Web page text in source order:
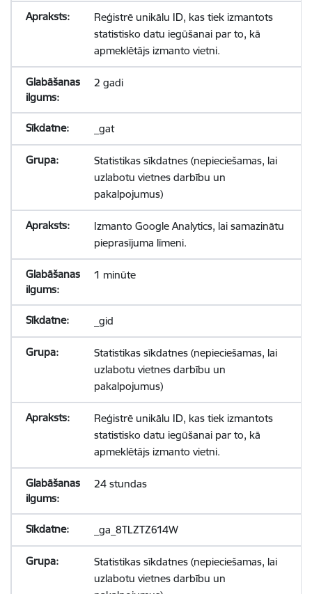
Reģistrē unikālu ID, kas tiek izmantots
statistisko datu iegūšanai par to, kā
apmeklētājs izmanto vietni.
2 gadi
_gat
Statistikas sīkdatnes (nepieciešamas, lai
uzlabotu vietnes darbību un
pakalpojumus)
Izmanto Google Analytics, lai samazinātu
pieprasījuma līmeni.
1 minūte
_gid
Statistikas sīkdatnes (nepieciešamas, lai
uzlabotu vietnes darbību un
pakalpojumus)
Reģistrē unikālu ID, kas tiek izmantots
statistisko datu iegūšanai par to, kā
apmeklētājs izmanto vietni.
24 stundas
_ga_8TLZTZ614W
Statistikas sīkdatnes (nepieciešamas, lai
uzlabotu vietnes darbību un